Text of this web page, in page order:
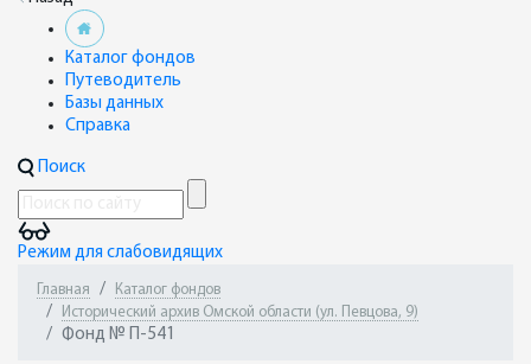
Каталог фондов
Путеводитель
Базы данных
Справка
Поиск
Режим для слабовидящих
Главная
Каталог фондов
Исторический архив Омской области (ул. Певцова, 9)
Фонд № П-541